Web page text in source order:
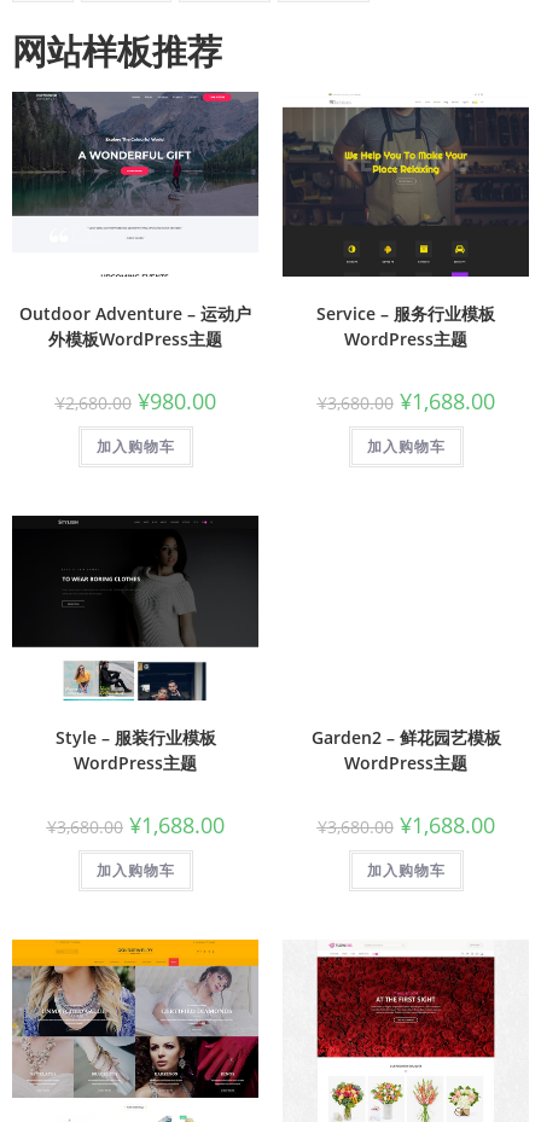
网站样板推荐
Outdoor Adventure – 运动户
外模板WordPress主题
¥2,680.00 ¥980.00
加入购物车
Service – 服务行业模板
WordPress主题
¥3,680.00 ¥1,688.00
加入购物车
Style – 服装行业模板
WordPress主题
¥3,680.00 ¥1,688.00
加入购物车
Garden2 – 鲜花园艺模板
WordPress主题
¥3,680.00 ¥1,688.00
加入购物车